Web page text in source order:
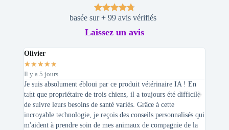
basée sur + 99 avis vérifiés
Laissez un avis
Olivier
★★★★★
Il y a 5 jours
Je suis absolument ébloui par ce produit vétérinaire IA ! En
tant que propriétaire de trois chiens, il a toujours été difficile
de suivre leurs besoins de santé variés. Grâce à cette
incroyable technologie, je reçois des conseils personnalisés qui
m'aident à prendre soin de mes animaux de compagnie de la